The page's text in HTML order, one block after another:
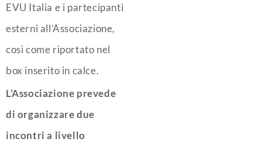
EVU Italia e i partecipanti
esterni all’Associazione,
così come riportato nel
box inserito in calce.
L’Associazione prevede
di organizzare due
incontri a livello